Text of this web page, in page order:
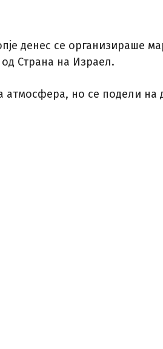
денес се организираше
Страна на Израел.
атмосфера, но се подели на